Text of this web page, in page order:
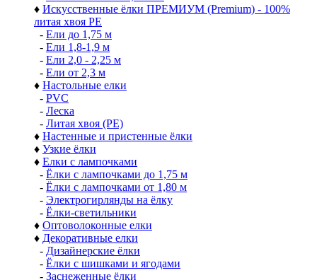
♦ Искусственные ёлки ПРЕМИУМ (Premium) - 100%
литая хвоя РЕ
- Ели до 1,75 м
- Ели 1,8-1,9 м
- Ели 2,0 - 2,25 м
- Ели от 2,3 м
♦ Настольные елки
- PVC
- Леска
- Литая хвоя (РЕ)
♦ Настенные и пристенные ёлки
♦ Узкие ёлки
♦ Елки с лампочками
- Ёлки с лампочками до 1,75 м
- Ёлки с лампочками от 1,80 м
- Электрогирлянды на ёлку
- Ёлки-светильники
♦ Оптоволоконные елки
♦ Декоративные елки
- Дизайнерские ёлки
- Ёлки с шишками и ягодами
- Заснеженные ёлки